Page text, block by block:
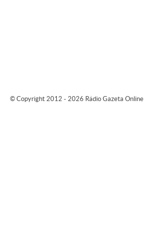
© Copyright 2012 - 2026 Rádio Gazeta Online